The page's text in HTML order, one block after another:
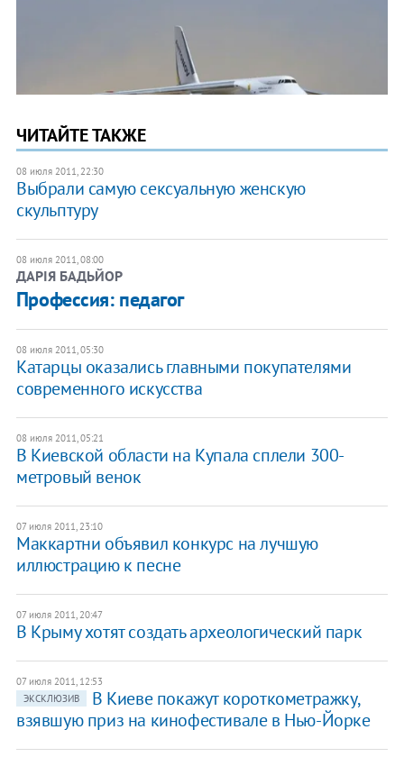
ЧИТАЙТЕ ТАКЖЕ
08 июля 2011, 22:30
Выбрали самую сексуальную женскую
скульптуру
08 июля 2011, 08:00
ДАРІЯ БАДЬЙОР
Профессия: педагог
08 июля 2011, 05:30
Катарцы оказались главными покупателями
современного искусства
08 июля 2011, 05:21
​В Киевской области на Купала сплели 300-
метровый венок
07 июля 2011, 23:10
Маккартни объявил конкурс на лучшую
иллюстрацию к песне
07 июля 2011, 20:47
В Крыму хотят создать археологический парк
07 июля 2011, 12:53
ЭКСКЛЮЗИВ
В Киеве покажут короткометражку,
взявшую приз на кинофестивале в Нью-Йорке